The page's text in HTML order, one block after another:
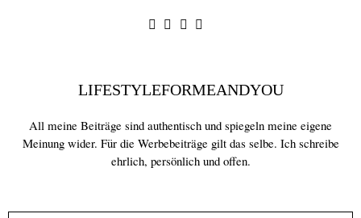
LIFESTYLEFORMEANDYOU
All meine Beiträge sind authentisch und spiegeln meine eigene
Meinung wider. Für die Werbebeiträge gilt das selbe. Ich schreibe
ehrlich, persönlich und offen.